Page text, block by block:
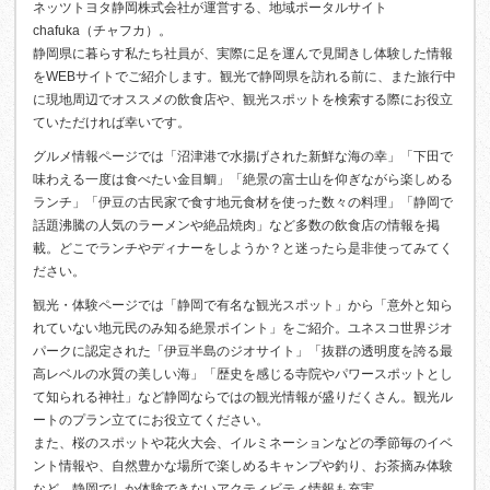
ネッツトヨタ静岡株式会社が運営する、地域ポータルサイト
chafuka（チャフカ）。
静岡県に暮らす私たち社員が、実際に足を運んで見聞きし体験した情報
をWEBサイトでご紹介します。観光で静岡県を訪れる前に、また旅行中
に現地周辺でオススメの飲食店や、観光スポットを検索する際にお役立
ていただければ幸いです。
グルメ情報ページでは「沼津港で水揚げされた新鮮な海の幸」「下田で
味わえる一度は食べたい金目鯛」「絶景の富士山を仰ぎながら楽しめる
ランチ」「伊豆の古民家で食す地元食材を使った数々の料理」「静岡で
話題沸騰の人気のラーメンや絶品焼肉」など多数の飲食店の情報を掲
載。どこでランチやディナーをしようか？と迷ったら是非使ってみてく
ださい。
観光・体験ページでは「静岡で有名な観光スポット」から「意外と知ら
れていない地元民のみ知る絶景ポイント」をご紹介。ユネスコ世界ジオ
パークに認定された「伊豆半島のジオサイト」「抜群の透明度を誇る最
高レベルの水質の美しい海」「歴史を感じる寺院やパワースポットとし
て知られる神社」など静岡ならではの観光情報が盛りだくさん。観光ル
ートのプラン立てにお役立てください。
また、桜のスポットや花火大会、イルミネーションなどの季節毎のイベ
ント情報や、自然豊かな場所で楽しめるキャンプや釣り、お茶摘み体験